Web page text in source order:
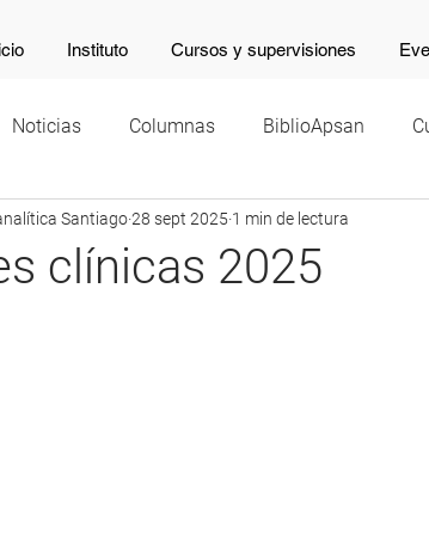
Instituto Cursos y supervisiones
Noticias Columnas BiblioApsan
clínicas 2025
Santiago28 sept 2025 1 min de lectura